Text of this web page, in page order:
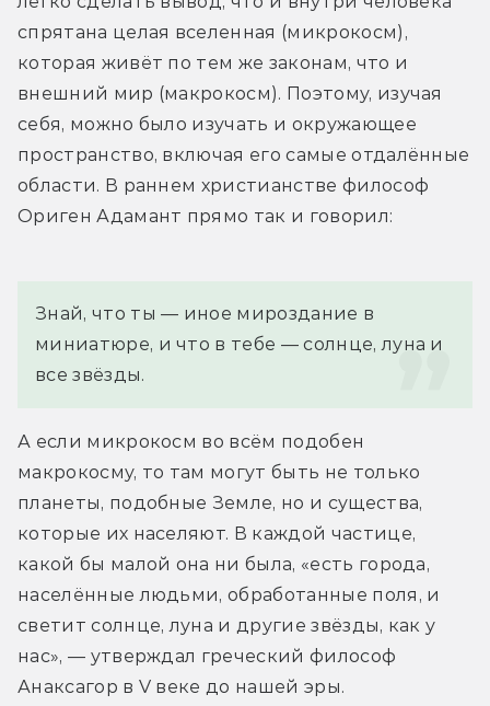
спрятана целая вселенная (микрокосм),
которая живёт по тем же законам, что и
внешний мир (макрокосм). Поэтому, изучая
себя, можно было изучать и окружающее
пространство, включая его самые отдалённые
области. В раннем христианстве философ
Ориген Адамант прямо так и говорил:
Знай, что ты — иное мироздание в
миниатюре, и что в тебе — солнце, луна и
все звёзды.
А если микрокосм во всём подобен
макрокосму, то там могут быть не только
планеты, подобные Земле, но и существа,
которые их населяют. В каждой частице,
какой бы малой она ни была, «есть города,
населённые людьми, обработанные поля, и
светит солнце, луна и другие звёзды, как у
нас», — утверждал греческий философ
Анаксагор в V веке до нашей эры.